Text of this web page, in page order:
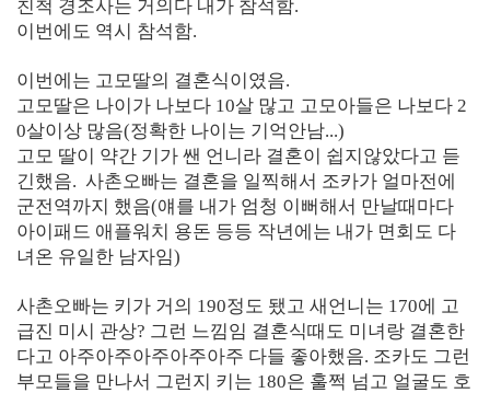
친척 경조사는 거의다 내가 참석함.
이번에도 역시 참석함.
이번에는 고모딸의 결혼식이였음.
고모딸은 나이가 나보다 10살 많고 고모아들은 나보다 2
0살이상 많음(정확한 나이는 기억안남...)
고모 딸이 약간 기가 쌘 언니라 결혼이 쉽지않았다고 듣
긴했음. 사촌오빠는 결혼을 일찍해서 조카가 얼마전에
군전역까지 했음(얘를 내가 엄청 이뻐해서 만날때마다
아이패드 애플워치 용돈 등등 작년에는 내가 면회도 다
녀온 유일한 남자임)
사촌오빠는 키가 거의 190정도 됐고 새언니는 170에 고
급진 미시 관상? 그런 느낌임 결혼식때도 미녀랑 결혼한
다고 아주아주아주아주아주 다들 좋아했음. 조카도 그런
부모들을 만나서 그런지 키는 180은 훌쩍 넘고 얼굴도 호